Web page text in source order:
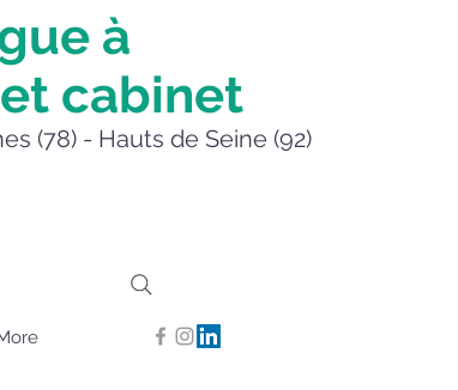
à
cabinet
(78) - Hauts de Seine (92)